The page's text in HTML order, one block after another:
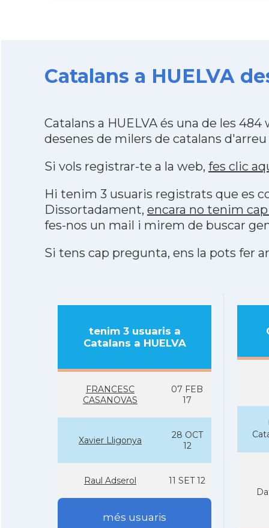
Catalans a HUELVA
Catalans a HUELVA és una de les
desenes de milers de catalans
Si vols registrar-te a la web, fes clic
Hi tenim 3 usuaris registrats que es
Dissortadament, encara no tenim
fes-nos un mail i mirem de buscar
Si tens cap pregunta, ens la pots fer
tenim 3 usuaris a
Catalans a HUELVA
FRANCESC
CASANOVAS
07 FEB
17
Xavier Lligonya
28 OCT
12
Raul Adserol 11 SET 12
més usuaris